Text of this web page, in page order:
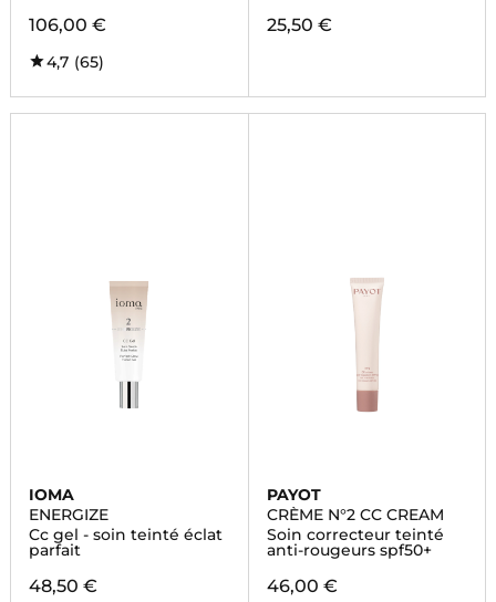
106,00 €
4,7 (65)
25,50 €
IOMA
ENERGIZE
Cc gel - soin teinté éclat
parfait
48,50 €
PAYOT
CRÈME N°2 CC CREAM
Soin correcteur teinté
anti-rougeurs spf50+
46,00 €